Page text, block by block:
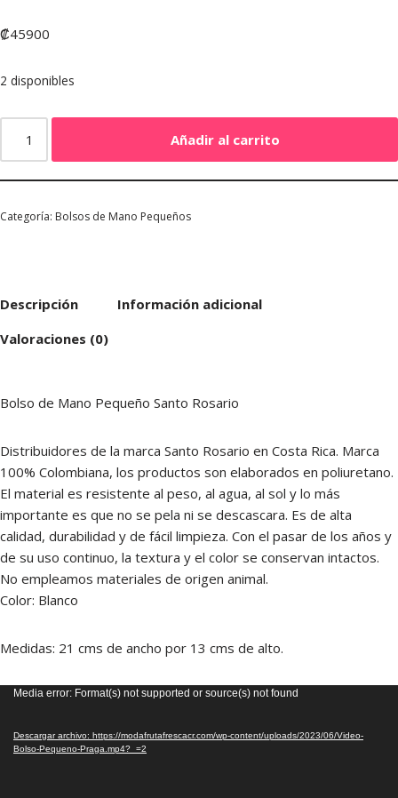
₡45900
2 disponibles
Añadir al carrito
Categoría: Bolsos de Mano Pequeños
Descripción
Información adicional
Valoraciones (0)
Bolso de Mano Pequeño Santo Rosario
Distribuidores de la marca Santo Rosario en Costa Rica. Marca
100% Colombiana, los productos son elaborados en poliuretano.
El material es resistente al peso, al agua, al sol y lo más
importante es que no se pela ni se descascara. Es de alta
calidad, durabilidad y de fácil limpieza. Con el pasar de los años y
de su uso continuo, la textura y el color se conservan intactos.
No empleamos materiales de origen animal.
Color: Blanco
Medidas: 21 cms de ancho por 13 cms de alto.
Reproductor
vídeo
Media error: Format(s) not supported or source(s) not found
Descargar archivo: https://modafrutafrescacr.com/wp-content/uploads/2023/06/Video-
Bolso-Pequeno-Praga.mp4?_=2